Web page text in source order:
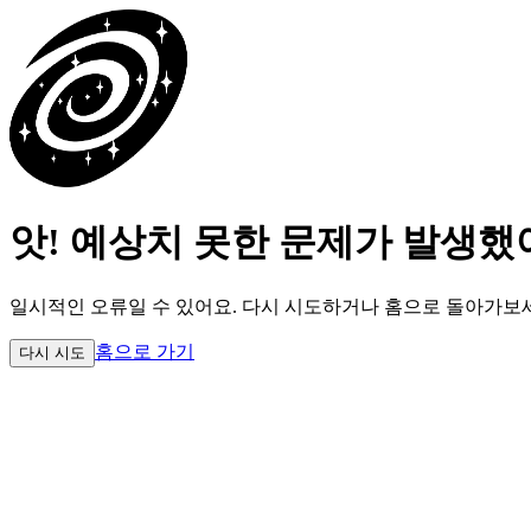
앗! 예상치 못한 문제가 발생했
일시적인 오류일 수 있어요. 다시 시도하거나 홈으로 돌아가보
다시 시도 홈으로 가기